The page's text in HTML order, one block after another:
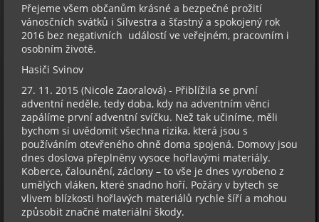
Přejeme všem občanům krásné a bezpečné prožití
vánosčních svátků i Silvestra a šťastný a spokojený rok
2016 bez negativních událostí ve veřejném, pracovním i
osobním životě.
Hasiči Svinov
27. 11. 2015 (Nicole Zaoralová) - Přiblížila se první
adventní neděle, tedy doba, kdy na adventním věnci
zapálíme první adventní svíčku. Než tak učiníme, měli
bychom si uvědomit všechna rizika, která jsou s
používáním otevřeného ohně doma spojená. Domovy jsou
dnes doslova přeplněny vysoce hořlavými materiály.
Koberce, čalounění, záclony – to vše je dnes vyrobeno z
umělých vláken, které snadno hoří. Požáry v bytech se
vlivem blízkosti hořlavých materiálů rychle šíří a mohou
způsobit značné materiální škody.